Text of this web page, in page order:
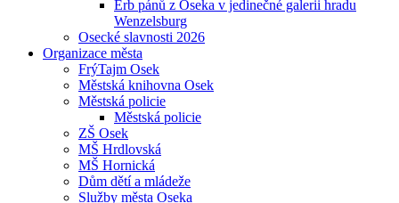
Erb pánů z Oseka v jedinečné galerii hradu
Wenzelsburg
Osecké slavnosti 2026
Organizace města
FrýTajm Osek
Městská knihovna Osek
Městská policie
Městská policie
ZŠ Osek
MŠ Hrdlovská
MŠ Hornická
Dům dětí a mládeže
Služby města Oseka